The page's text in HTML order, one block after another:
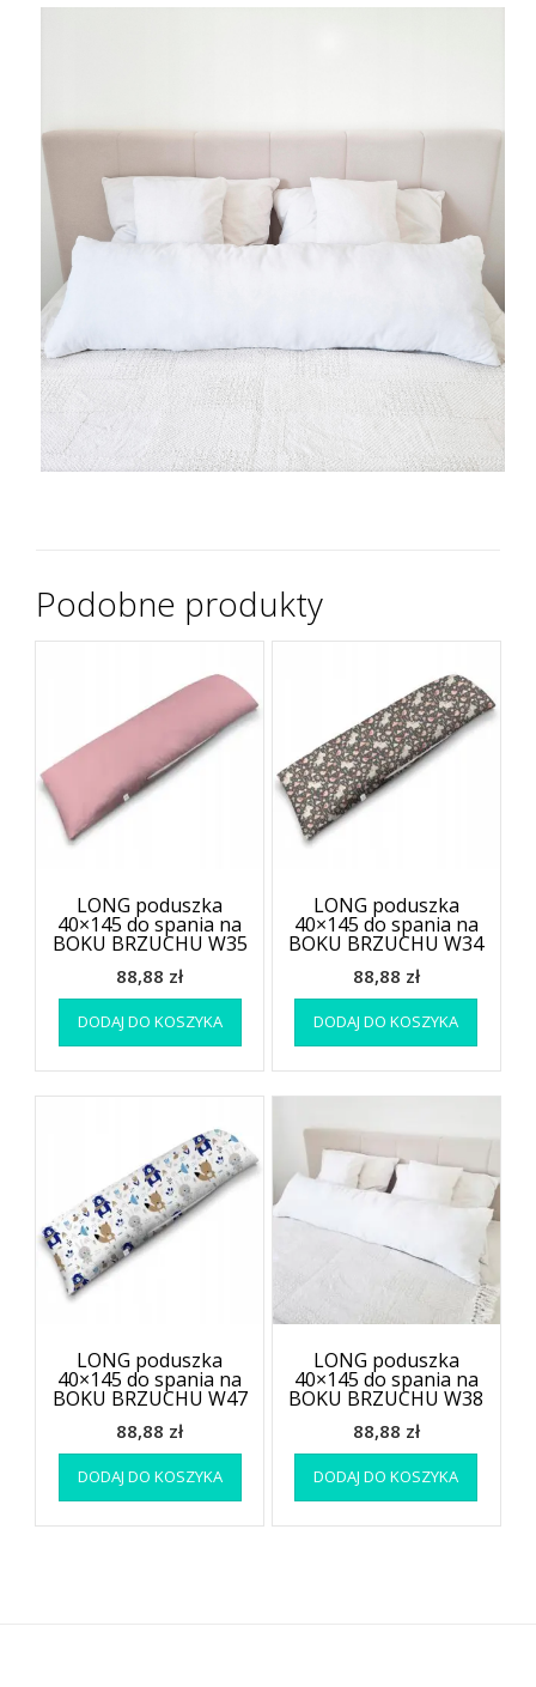
Podobne produkty
LONG poduszka
40×145 do spania na
BOKU BRZUCHU W35
88,88 zł
DODAJ DO KOSZYKA
LONG poduszka
40×145 do spania na
BOKU BRZUCHU W34
88,88 zł
DODAJ DO KOSZYKA
LONG poduszka
40×145 do spania na
BOKU BRZUCHU W47
88,88 zł
DODAJ DO KOSZYKA
LONG poduszka
40×145 do spania na
BOKU BRZUCHU W38
88,88 zł
DODAJ DO KOSZYKA